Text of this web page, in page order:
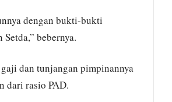
dengan bukti-bukti
bebernya.
dan tunjangan pimpinannya
dari rasio PAD.